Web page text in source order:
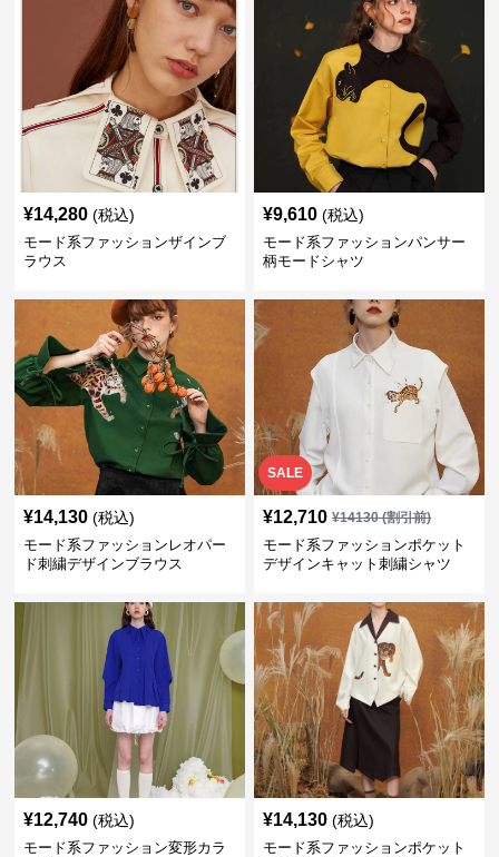
¥14,280 (税込)
モード系ファッションザインブ
ラウス
¥9,610 (税込)
モード系ファッションパンサー
柄モードシャツ
¥14,130 (税込)
モード系ファッションレオパー
ド刺繍デザインブラウス
SALE
¥12,710 ¥14130(割引前)
モード系ファッションポケット
デザインキャット刺繍シャツ
¥12,740 (税込)
モード系ファッション変形カラ
¥14,130 (税込)
モード系ファッションポケット